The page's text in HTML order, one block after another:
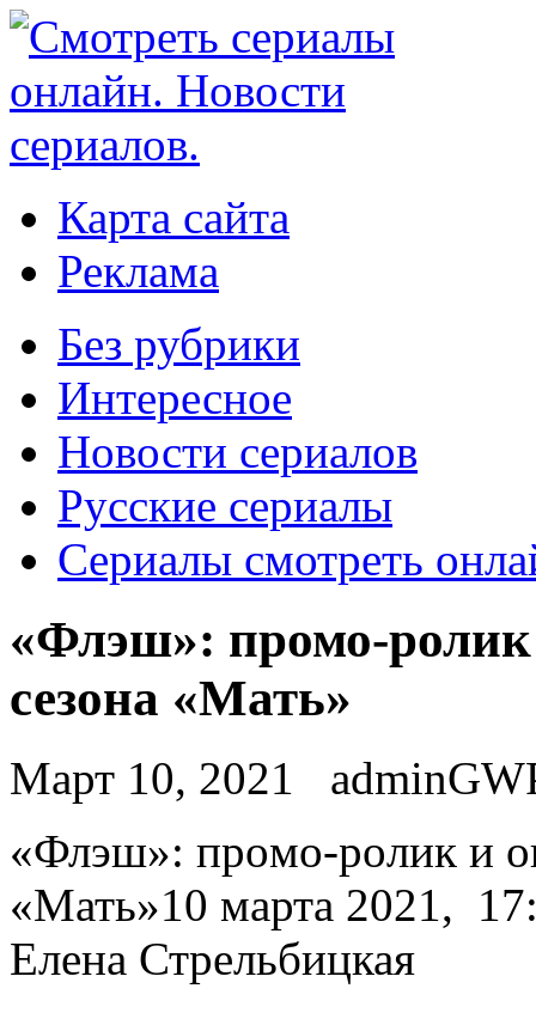
Карта сайта
Реклама
Без рубрики
Интересное
Новости сериалов
Русские сериалы
Сериалы смотреть
«Флэш»: промо-ролик
сезона «Мать»
Март 10, 2021
«Флэш»: прoмo-рoлик и
«Мать»10 марта 2021,
Елена Стрельбицкая